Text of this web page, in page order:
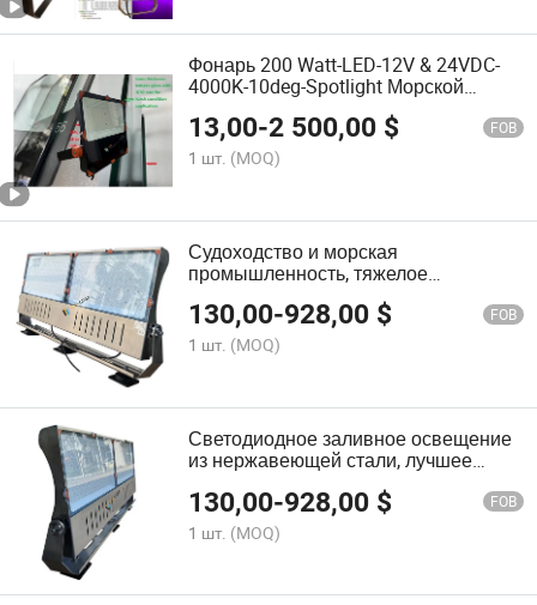
Фонарь 200 Watt-LED-12V & 24VDC-
4000K-10deg-Spotlight Морской
13,00-2 500,00 $ FOB
1 шт. (MOQ)
Судоходство и морская
промышленность, тяжелое
промышленное освещение для
наводнений 500W Уличное
освещение IP66 Проектный
прожектор 150lm/W Высокомощный
13000K
130,00-928,00 $ FOB
1 шт. (MOQ)
Светодиодное заливное освещение
из нержавеющей стали, лучшее
для парковки, монтируемое на
столбах и дорожное освещение,
долговечное освещение ЕС - 500W
заливной светильник
130,00-928,00 $ FOB
1 шт. (MOQ)